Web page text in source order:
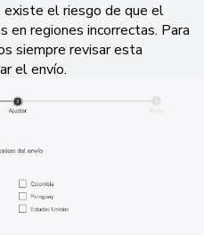
existe el riesgo de que el
en regiones incorrectas. Para
siempre revisar esta
el envío.